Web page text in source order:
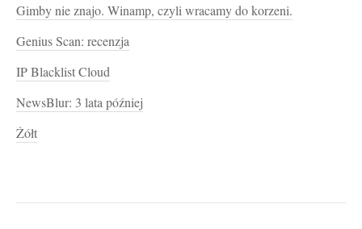
Gimby nie znajo. Winamp, czyli wracamy do korzeni.
Genius Scan: recenzja
IP Blacklist Cloud
NewsBlur: 3 lata później
Żółt